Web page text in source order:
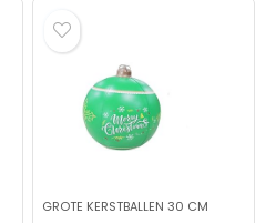
GROTE KERSTBALLEN 30 CM